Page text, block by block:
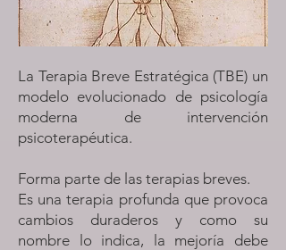
La Terapia Breve Estratégica (TBE) un
modelo evolucionado de psicología
moderna de intervención
psicoterapéutica.
Forma parte de las terapias breves.
Es una terapia profunda que provoca
cambios duraderos y como su
nombre lo indica, la mejoría debe